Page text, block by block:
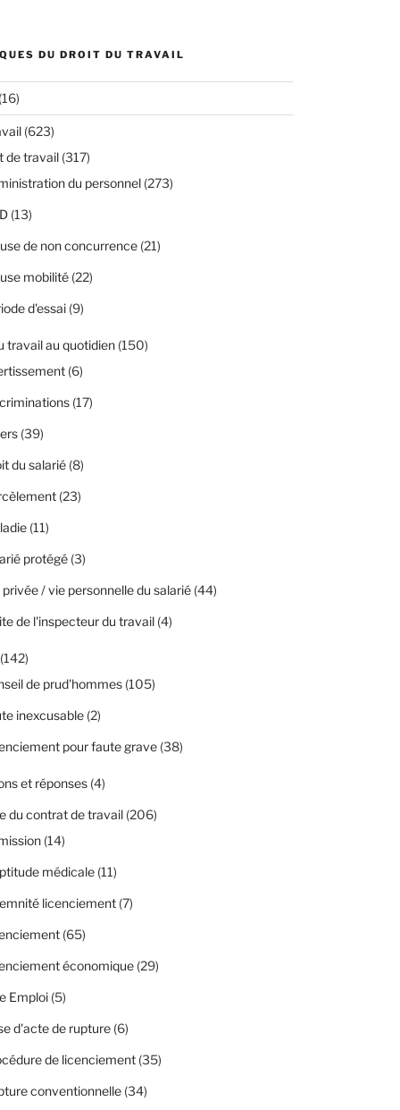
DU DROIT DU TRAVAIL
(623)
de travail(317)
du personnel(273)
(13)
de non concurrence(21)
mobilité(22)
d'essai(9)
travail au quotidien(150)
(6)
(17)
(39)
du salarié(8)
(23)
(11)
protégé(3)
/ vie personnelle du salarié(44)
de l'inspecteur du travail(4)
de prud'hommes(105)
inexcusable(2)
pour faute grave(38)
et réponses(4)
du contrat de travail(206)
(14)
médicale(11)
licenciement(7)
(65)
économique(29)
Emploi(5)
d'acte de rupture(6)
de licenciement(35)
conventionnelle(34)